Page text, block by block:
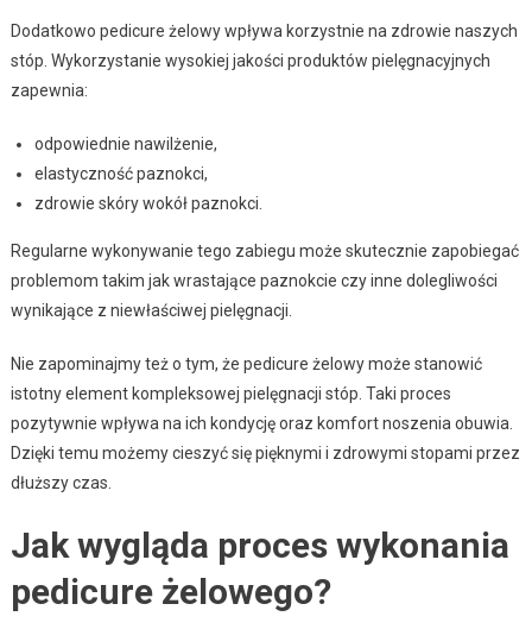
Dodatkowo pedicure żelowy wpływa korzystnie na zdrowie naszych
stóp. Wykorzystanie wysokiej jakości produktów pielęgnacyjnych
zapewnia:
odpowiednie nawilżenie,
elastyczność paznokci,
zdrowie skóry wokół paznokci.
Regularne wykonywanie tego zabiegu może skutecznie zapobiegać
problemom takim jak wrastające paznokcie czy inne dolegliwości
wynikające z niewłaściwej pielęgnacji.
Nie zapominajmy też o tym, że pedicure żelowy może stanowić
istotny element kompleksowej pielęgnacji stóp. Taki proces
pozytywnie wpływa na ich kondycję oraz komfort noszenia obuwia.
Dzięki temu możemy cieszyć się pięknymi i zdrowymi stopami przez
dłuższy czas.
Jak wygląda proces wykonania
pedicure żelowego?